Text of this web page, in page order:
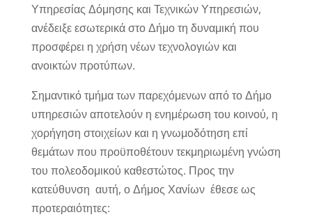
Υπηρεσίας Δόμησης και Τεχνικών Υπηρεσιών,
ανέδειξε εσωτερικά στο Δήμο τη δυναμική που
προσφέρει η χρήση νέων τεχνολογιών και
ανοικτών προτύπων.
Σημαντικό τμήμα των παρεχόμενων από το Δήμο
υπηρεσιών αποτελούν η ενημέρωση του κοινού, η
χορήγηση στοιχείων και η γνωμοδότηση επί
θεμάτων που προϋποθέτουν τεκμηριωμένη γνώση
του πολεοδομικού καθεστώτος. Προς την
κατεύθυνση αυτή, ο Δήμος Χανίων έθεσε ως
προτεραιότητες: